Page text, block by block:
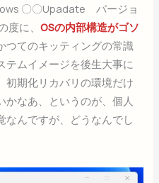
〇〇Upadate バージョ
度に、OSの内部構造がゴソ
つてのキッティングの常識
テムイメージを後生大事に
初期化リカバリの環境だけ
なあ、というのが、個人
なんですが、どうなんでし